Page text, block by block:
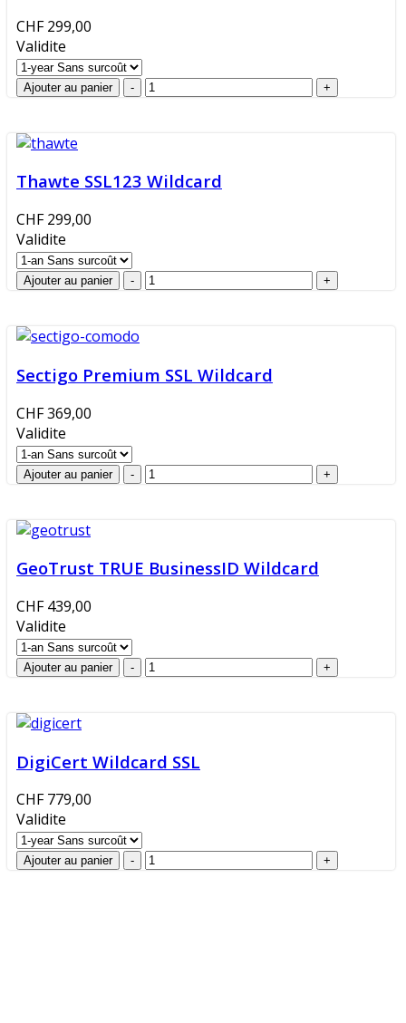
CHF 299,00
Validite
Thawte SSL123 Wildcard
CHF 299,00
Validite
Sectigo Premium SSL Wildcard
CHF 369,00
Validite
GeoTrust TRUE BusinessID Wildcard
CHF 439,00
Validite
DigiCert Wildcard SSL
CHF 779,00
Validite